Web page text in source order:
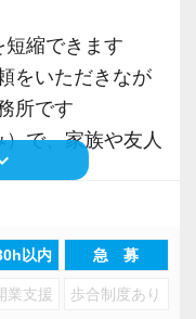
ップとレベルア
者なら実務だけ
めます。
いるのは、何で
人の考え方を尊
様からも信頼さ
大事にしていま
「クイックレス
・他責禁止・気
行しています。
顔をいただき続
務をこなせま
社の特徴。
おり、デュアル
効率化とペーパ
などを活用して
ーに業務をこな
命です。
う理想をいただ
現するために大
たいと考えてい
いるのも、そう
けるようにスキ
切にしていま
無駄な作業を見
極的に取り組ん
務に取り組み、
ら働いているス
を大切にしてい
短縮できます
をいただきなが
所です
）で、家族や友人
率化に取り組
境づくりを徹底
以内 急 募
業支援 歩合制度あり